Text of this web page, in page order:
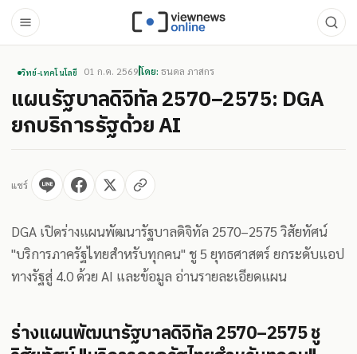
วิทย์-เทคโนโลยี 01 ก.ค. 2569โดย: ธนดล ภาสกร
แผนรัฐบาลดิจิทัล 2570–2575: DGA
ยกบริการรัฐด้วย AI
แชร์
DGA เปิดร่างแผนพัฒนารัฐบาลดิจิทัล 2570–2575 วิสัยทัศน์
"บริการภาครัฐไทยสำหรับทุกคน" ชู 5 ยุทธศาสตร์ ยกระดับแอป
ทางรัฐสู่ 4.0 ด้วย AI และข้อมูล อ่านรายละเอียดแผน
ร่างแผนพัฒนารัฐบาลดิจิทัล 2570–2575 ชู